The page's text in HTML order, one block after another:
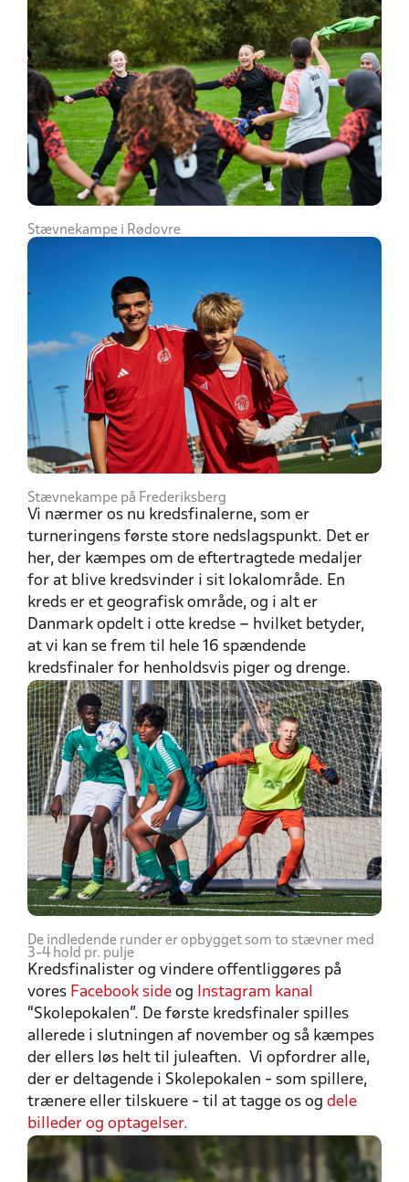
Stævnekampe i Rødovre
Stævnekampe på Frederiksberg
Vi nærmer os nu kredsfinalerne, som er
turneringens første store nedslagspunkt. Det er
her, der kæmpes om de eftertragtede medaljer
for at blive kredsvinder i sit lokalområde. En
kreds er et geografisk område, og i alt er
Danmark opdelt i otte kredse – hvilket betyder,
at vi kan se frem til hele 16 spændende
kredsfinaler for henholdsvis piger og drenge.
De indledende runder er opbygget som to stævner med
3-4 hold pr. pulje
Kredsfinalister og vindere offentliggøres på
vores Facebook side og
Instagram kanal
“Skolepokalen”. De første kredsfinaler spilles
allerede i slutningen af november og så kæmpes
der ellers løs helt til juleaften. Vi opfordrer alle,
der er deltagende i Skolepokalen - som spillere,
trænere eller tilskuere - til at tagge os og dele
billeder og optagelser.